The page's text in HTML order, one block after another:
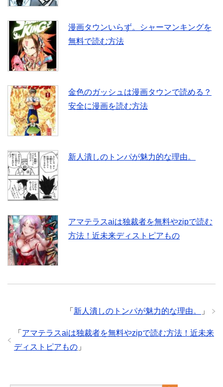
漫画タウンいらず。シャーマンキングを
無料で読む方法
金色のガッシュは漫画タウンで読める？
安全に漫画を読む方法
新人潰しのトンパが魅力的な理由。
アマテラスaiは独裁者を無料やzipで読む
方法！近未来ディストピアもの
「 新人潰しのトンパが魅力的な理由。 」
「 アマテラスaiは独裁者を無料やzipで読む方法！近未来
ディストピアもの 」